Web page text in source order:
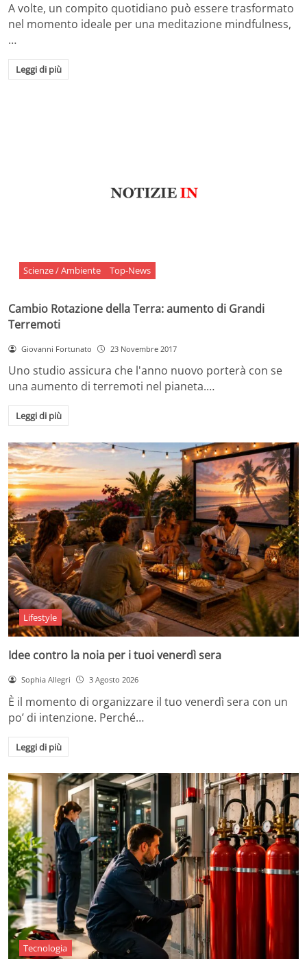
A volte, un compito quotidiano può essere trasformato
nel momento ideale per una meditazione mindfulness,
…
Leggi di più
Scienze / Ambiente Top-News
Cambio Rotazione della Terra: aumento di Grandi
Terremoti
Giovanni Fortunato 23 Novembre 2017
Uno studio assicura che l'anno nuovo porterà con se
una aumento di terremoti nel pianeta.…
Leggi di più
Lifestyle
Idee contro la noia per i tuoi venerdì sera
Sophia Allegri 3 Agosto 2026
È il momento di organizzare il tuo venerdì sera con un
po’ di intenzione. Perché…
Leggi di più
Tecnologia